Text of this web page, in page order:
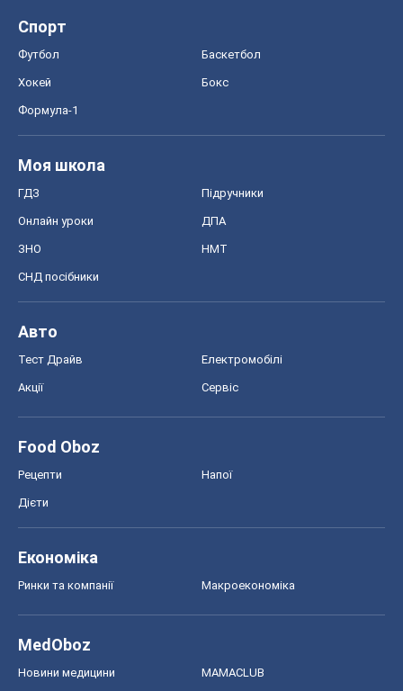
Спорт
Футбол Баскетбол
Хокей Бокс
Формула-1
Моя школа
ГДЗ Підручники
Онлайн уроки ДПА
ЗНО НМТ
СНД посібники
Авто
Тест Драйв Електромобілі
Акції Сервіс
Food Oboz
Рецепти Напої
Дієти
Економіка
Ринки та компанії Макроекономіка
MedOboz
Новини медицини MAMACLUB